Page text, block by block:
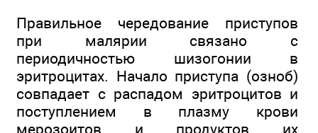
Правильное чередование приступов
при малярии связано с
периодичностью шизогонии в
эритроцитах. Начало приступа (озноб)
совпадает с распадом эритроцитов и
поступлением в плазму крови
мерозоитов и продуктов их